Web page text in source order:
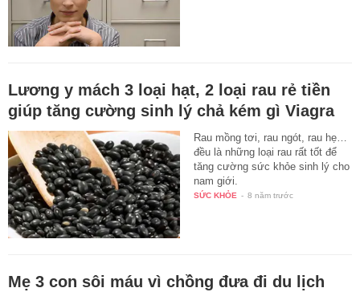
Lương y mách 3 loại hạt, 2 loại rau rẻ tiền
giúp tăng cường sinh lý chả kém gì Viagra
Rau mồng tơi, rau ngót, rau hẹ…
đều là những loại rau rất tốt để
tăng cường sức khỏe sinh lý cho
nam giới.
SỨC KHỎE - 8 năm trước
Mẹ 3 con sôi máu vì chồng đưa đi du lịch